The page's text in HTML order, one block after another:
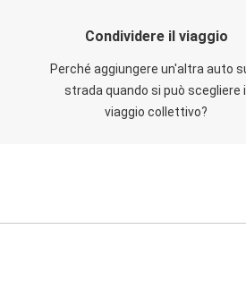
Condividere il viaggio
Perché aggiungere un'altra auto
strada quando si può scegliere
viaggio collettivo?